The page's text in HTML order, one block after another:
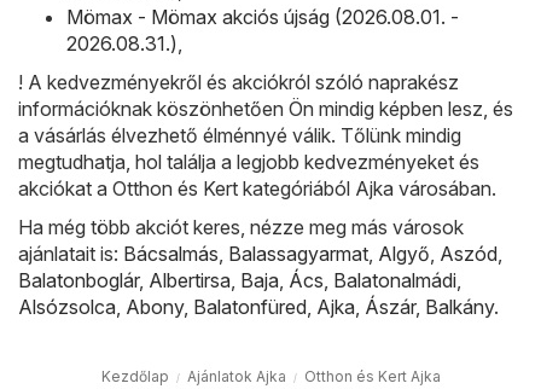
Mömax - Mömax akciós újság (2026.08.01. -
2026.08.31.),
! A kedvezményekről és akciókról szóló naprakész
információknak köszönhetően Ön mindig képben lesz, és
a vásárlás élvezhető élménnyé válik. Tőlünk mindig
megtudhatja, hol találja a legjobb kedvezményeket és
akciókat a Otthon és Kert kategóriából Ajka városában.
Ha még több akciót keres, nézze meg más városok
ajánlatait is: Bácsalmás, Balassagyarmat, Algyő, Aszód,
Balatonboglár, Albertirsa, Baja, Ács, Balatonalmádi,
Alsózsolca, Abony, Balatonfüred, Ajka, Ászár, Balkány.
Kezdőlap Ajánlatok Ajka Otthon és Kert Ajka